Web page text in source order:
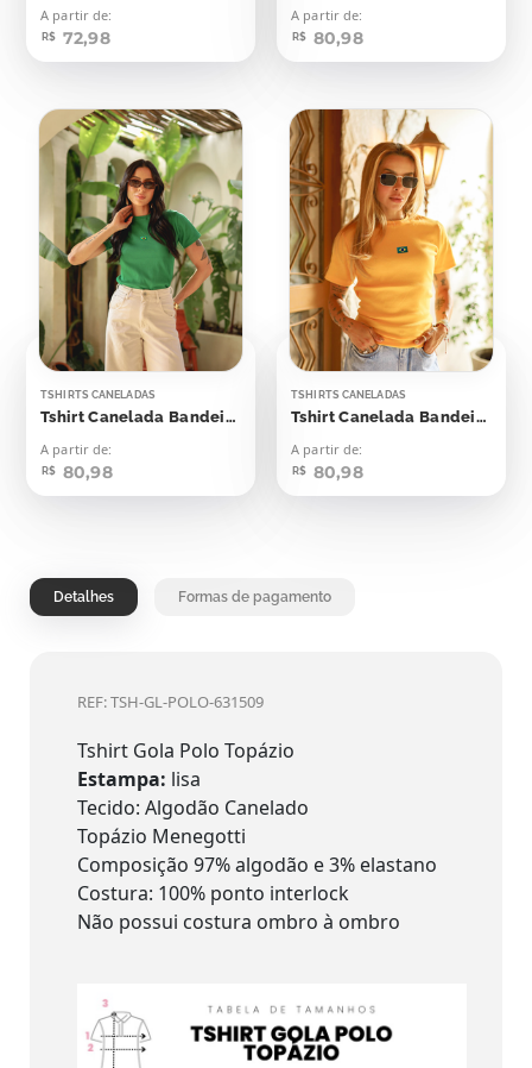
A partir de:
R$ 72,98
A partir de:
R$ 80,98
TSHIRTS CANELADAS
Tshirt Canelada Bandeirinha Aplicação
A partir de:
R$ 80,98
TSHIRTS CANELADAS
Tshirt Canelada Bandeirinha Aplicação
A partir de:
R$ 80,98
Detalhes Formas de pagamento
REF: TSH-GL-POLO-631509
Tshirt Gola Polo Topázio
Estampa: lisa
Tecido: Algodão Canelado
Topázio Menegotti
Composição 97% algodão e 3% elastano
Costura: 100% ponto interlock
Não possui costura ombro à ombro